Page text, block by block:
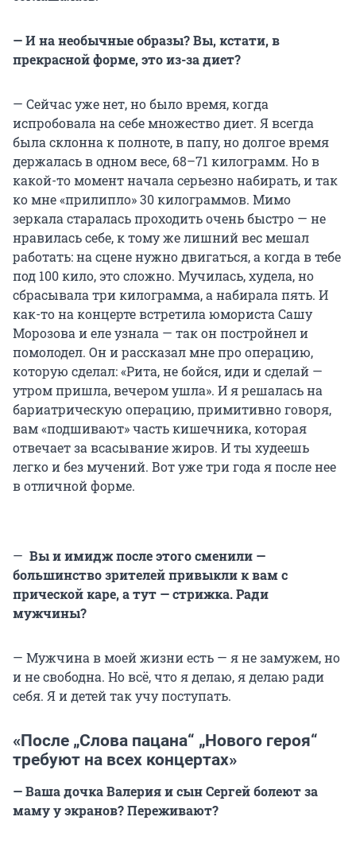
— И на необычные образы? Вы, кстати, в
прекрасной форме, это из-за диет?
— Сейчас уже нет, но было время, когда
испробовала на себе множество диет. Я всегда
была склонна к полноте, в папу, но долгое время
держалась в одном весе, 68–71 килограмм. Но в
какой-то момент начала серьезно набирать, и так
ко мне «прилипло» 30 килограммов. Мимо
зеркала старалась проходить очень быстро — не
нравилась себе, к тому же лишний вес мешал
работать: на сцене нужно двигаться, а когда в тебе
под 100 кило, это сложно. Мучилась, худела, но
сбрасывала три килограмма, а набирала пять. И
как-то на концерте встретила юмориста Сашу
Морозова и еле узнала — так он постройнел и
помолодел. Он и рассказал мне про операцию,
которую сделал: «Рита, не бойся, иди и сделай —
утром пришла, вечером ушла». И я решалась на
бариатрическую операцию, примитивно говоря,
вам «подшивают» часть кишечника, которая
отвечает за всасывание жиров. И ты худеешь
легко и без мучений. Вот уже три года я после нее
в отличной форме.
— Вы и имидж после этого сменили —
большинство зрителей привыкли к вам с
прической каре, а тут — стрижка. Ради
мужчины?
— Мужчина в моей жизни есть — я не замужем, но
и не свободна. Но всё, что я делаю, я делаю ради
себя. Я и детей так учу поступать.
«После „Слова пацана“ „Нового героя“
требуют на всех концертах»
— Ваша дочка Валерия и сын Сергей болеют за
маму у экранов? Переживают?